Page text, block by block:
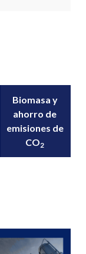
Biomasa y
ahorro de
emisiones de
CO2